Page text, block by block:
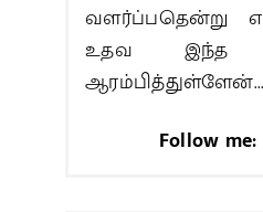
வளர்ப்பதென்று
உதவ இந்த
ஆரம்பித்துள்ளேன்...
Follow me: